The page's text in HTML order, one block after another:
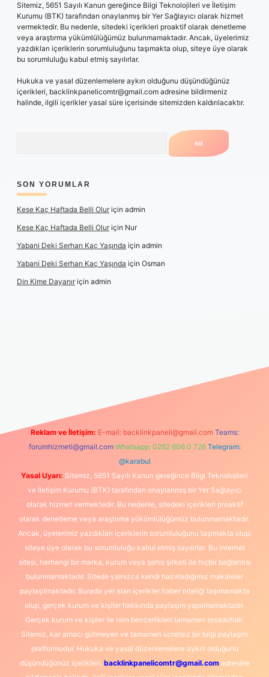
Sitemiz, 5651 Sayılı Kanun gereğince Bilgi Teknolojileri ve İletişim
Kurumu (BTK) tarafından onaylanmış bir Yer Sağlayıcı olarak hizmet
vermektedir. Bu nedenle, sitedeki içerikleri proaktif olarak denetleme
veya araştırma yükümlülüğümüz bulunmamaktadır. Ancak, üyelerimiz
yazdıkları içeriklerin sorumluluğunu taşımakta olup, siteye üye olarak
bu sorumluluğu kabul etmiş sayılırlar.
Hukuka ve yasal düzenlemelere aykırı olduğunu düşündüğünüz
içerikleri, backlinkpanelicomtr@gmail.com adresine bildirmeniz
halinde, ilgili içerikler yasal süre içerisinde sitemizden kaldırılacaktır.
SON YORUMLAR
Kese Kaç Haftada Belli Oluriçin admin
Kese Kaç Haftada Belli Oluriçin Nur
Yabani Deki Serhan Kaç Yaşında için admin
Yabani Deki Serhan Kaç Yaşında için Osman
Din Kime Dayanıriçin admin
Reklam ve İletişim: E-mail: backlinkpaneli@gmail.com Teams:
forumhizmeti@gmail.com Whatsapp: 0262 606 0 726 Telegram:
@karabul
Yasal Uyarı: Sitemiz, 5651 Sayılı Kanun gereğince Bilgi Teknolojileri
ve İletişim Kurumu (BTK) tarafından onaylanmış bir Yer Sağlayıcı
olarak hizmet vermektedir. Bu nedenle, sitedeki içerikleri proaktif
olarak denetleme veya araştırma yükümlülüğümüz bulunmamaktadır.
Ancak, üyelerimiz yazdıkları içeriklerin sorumluluğunu taşımakta olup,
siteye üye olarak bu sorumluluğu kabul etmiş sayılırlar. Bu internet
sitesi, herhangi bir marka, kurum veya şahıs şirketi ile hiçbir bağlantısı
bulunmamaktadır. Sitede yalnızca kendi hazırladığımız makaleler
paylaşılmaktadır. Burada yer alan içerikler haber niteliği taşımamakta
olup, gerçek kurum ve kişiler hakkında paylaşım yapılmamaktadır.
Gerçek kurum ve kişiler ile isim benzerlikleri tamamen tesadüfidir.
Sitemiz, kar amacı gütmeyen ve tamamen ücretsiz bir bilgi paylaşım
platformudur. Hukuka ve yasal düzenlemelere aykırı olduğunu
düşündüğünüz içerikleri, backlinkpanelicomtr@gmail.comadresine